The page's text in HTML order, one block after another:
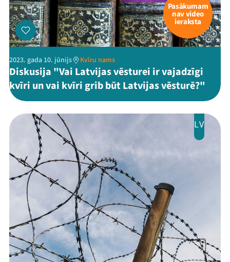
Pasākumam
nav video
ieraksta
2023. gada 10. jūnijs Kvīru nams
Diskusija "Vai Latvijas vēsturei ir vajadzīgi
kvīri un vai kvīri grib būt Latvijas vēsturē?"
LV